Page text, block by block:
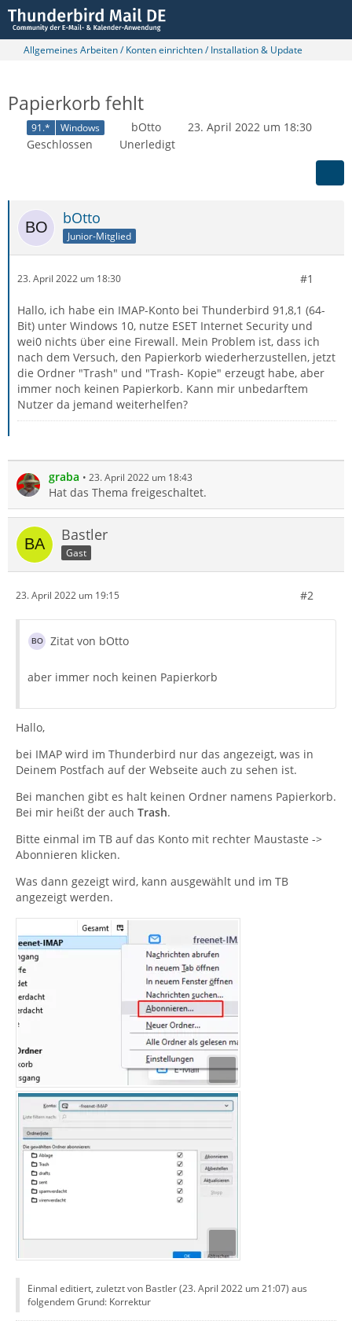
Allgemeines Arbeiten / Konten einrichten / Installation & Update
Papierkorb fehlt
91.* Windows bOtto
23. April 2022 um 18:30
Geschlossen
Unerledigt
bOtto
Junior-Mitglied
23. April 2022 um 18:30 #1
Hallo, ich habe ein IMAP-Konto bei Thunderbird 91,8,1 (64-
Bit) unter Windows 10, nutze ESET Internet Security und
wei0 nichts über eine Firewall. Mein Problem ist, dass ich
nach dem Versuch, den Papierkorb wiederherzustellen, jetzt
die Ordner "Trash" und "Trash- Kopie" erzeugt habe, aber
immer noch keinen Papierkorb. Kann mir unbedarftem
Nutzer da jemand weiterhelfen?
graba 23. April 2022 um 18:43
Hat das Thema freigeschaltet.
Bastler
Gast
23. April 2022 um 19:15 #2
Zitat von bOtto
aber immer noch keinen Papierkorb
Hallo,
bei IMAP wird im Thunderbird nur das angezeigt, was in
Deinem Postfach auf der Webseite auch zu sehen ist.
Bei manchen gibt es halt keinen Ordner namens Papierkorb.
Bei mir heißt der auch Trash.
Bitte einmal im TB auf das Konto mit rechter Maustaste ->
Abonnieren klicken.
Was dann gezeigt wird, kann ausgewählt und im TB
angezeigt werden.
Einmal editiert, zuletzt von Bastler (23. April 2022 um 21:07) aus
folgendem Grund: Korrektur